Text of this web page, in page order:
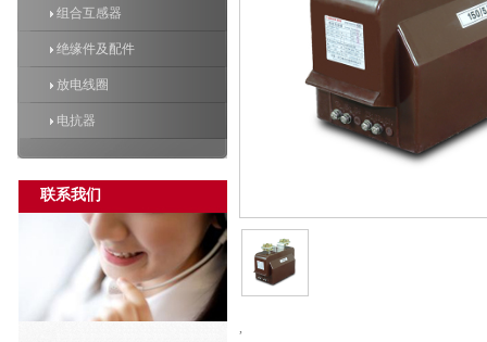
组合互感器
绝缘件及配件
放电线圈
电抗器
联系我们
,